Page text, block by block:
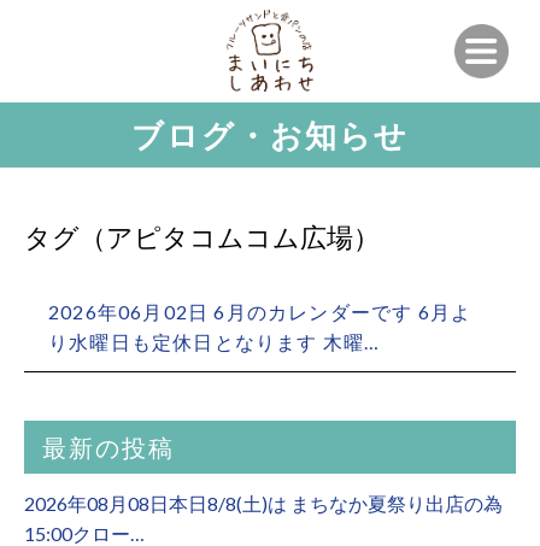
ブログ・お知らせ
タグ（アピタコムコム広場）
2026年06月02日 6月のカレンダーです 6月よ
り水曜日も定休日となります 木曜…
最新の投稿
2026年08月08日本日8/8(土)は まちなか夏祭り出店の為
15:00クロー…